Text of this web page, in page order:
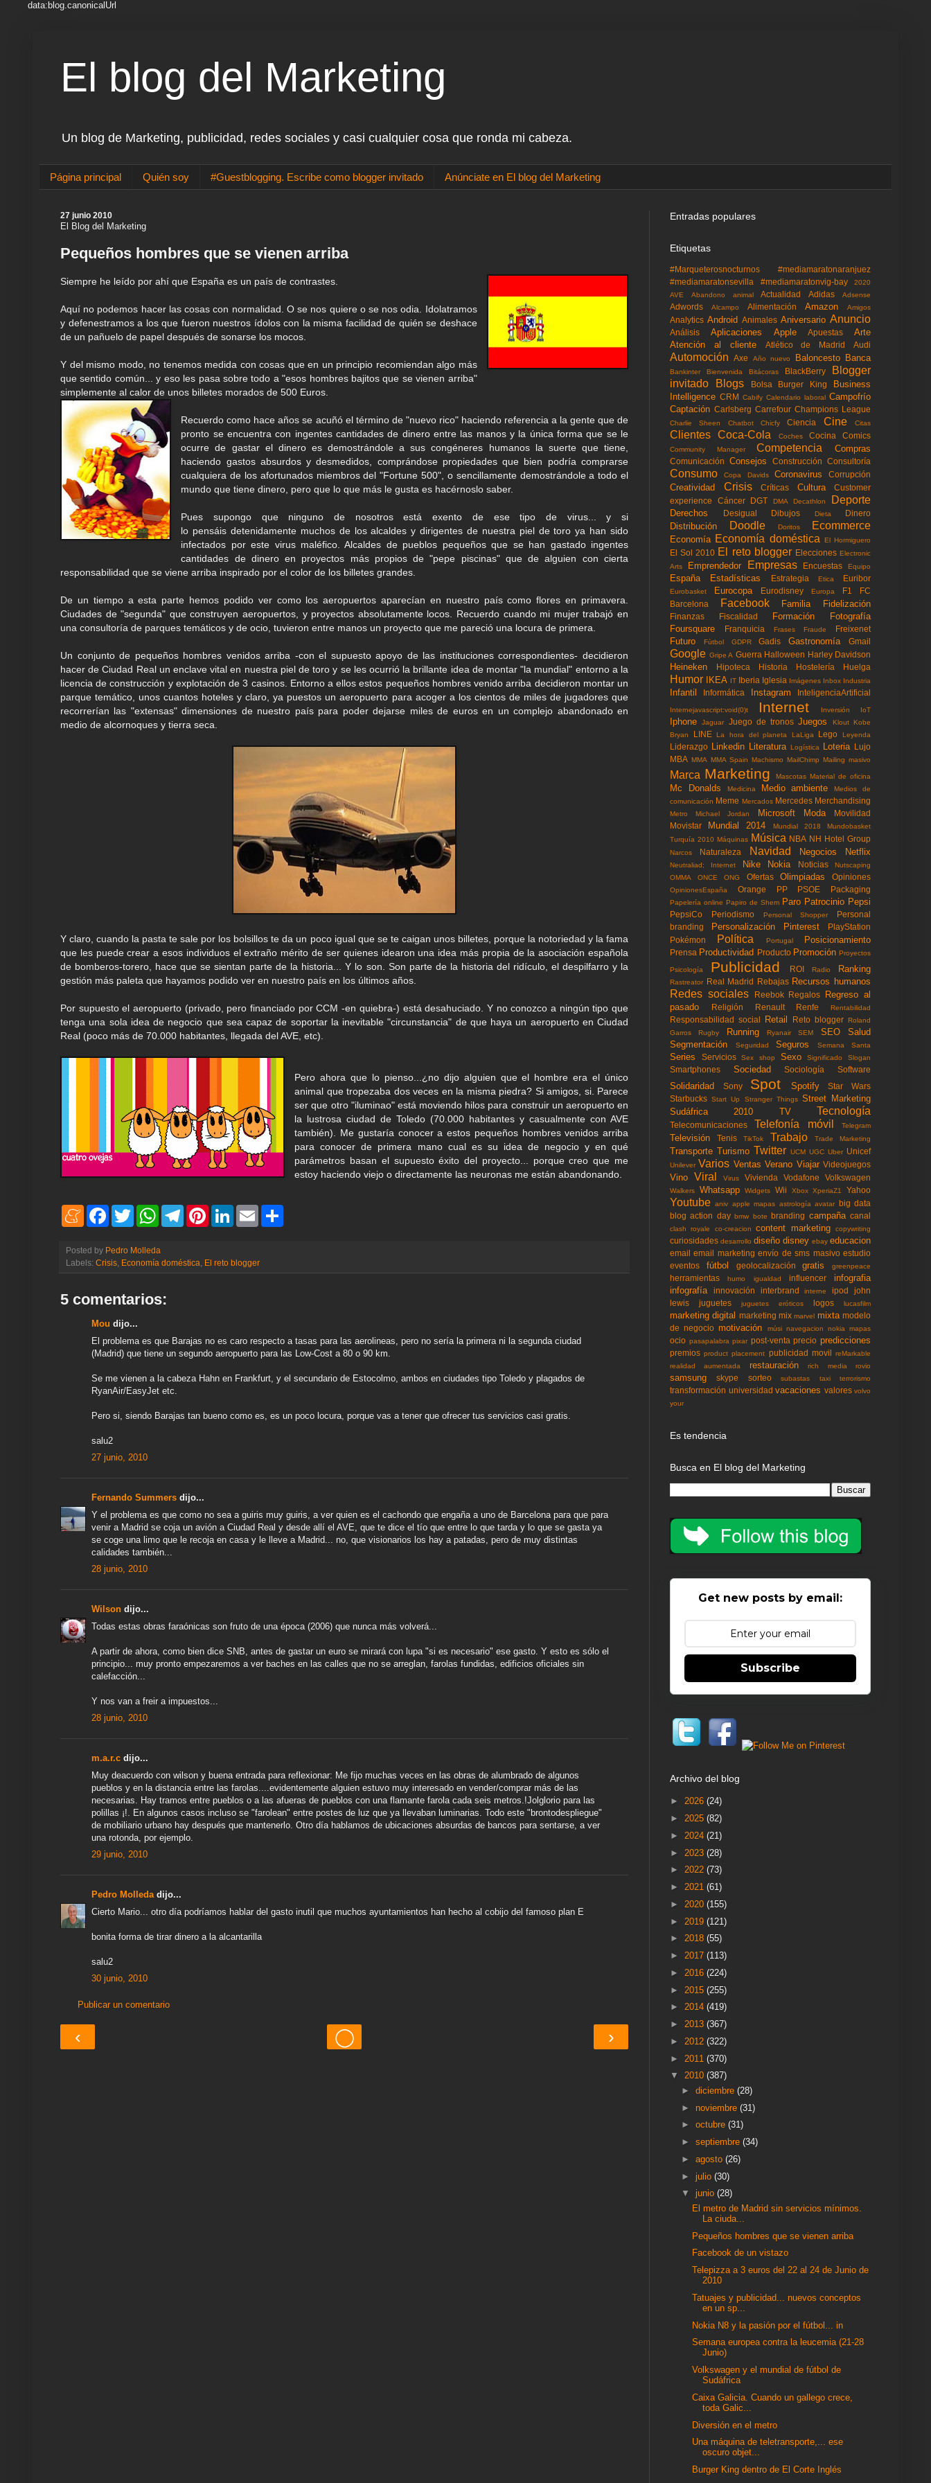
data:blog.canonicalUrl
El blog del Marketing
Un blog de Marketing, publicidad, redes sociales y casi cualquier cosa que ronda mi cabeza.
Página principal Quién soy #Guestblogging. Escribe como blogger invitado Anúnciate en El blog del Marketing
27 junio 2010
El Blog del Marketing
Pequeños hombres que se vienen arriba
Siempre he leído por ahí que España es un país de contrastes.
Aquí no podemos hacer las cosas con normalidad. O se nos quiere o se nos odia. Idolatramos
y defenestramos a los que fueron nuestros ídolos con la misma facilidad de quién se deshace
de un pañuelo de papel después de sonarse los mocos.
Y del mismo modo, no tenemos medida con cosas que en un principio recomiendan algo más
que sentido común... y eso les pasa sobre todo a "esos hombres bajitos que se vienen arriba"
simplemente al calor de unos billetes morados de 500 Euros.
Recuerdo como hace años se acuñó el término de "nuevo rico" haciendo referencia a la gente que de
pronto se encuentra con ingentes cantidades de dinero entre las manos y la única forma que se le
ocurre de gastar el dinero es demostrándole a sus congéneres humanos la suerte que tiene,
haciendo gastos absurdos y desmedidos, comprándose propiedades que bien podría comprarse
cualquiera de los afortunados miembros del "Fortune 500", o sencillamente demostrándole a todo el
mundo que tiene dinero, pero que lo que más le gusta es hacérnoslo saber.
Pues supongo que ninguno de nosotros está exento de ese tipo de virus... y si
lo pensáis detenidamente muchos de los alcaldes y dirigentes de nuestra piel de toro ya han sido
infectados por este virus maléfico. Alcaldes de pueblos pequeños que se han gastado ingentes
cantidades de dinero en proyectos más propios de "pepe piscinas" que de alguien con cierta
responsabilidad que se viene arriba inspirado por el color de los billetes grandes.
De un tiempo a esta parte hemos podido ver como los aeropuertos aparecían en nuestro país como flores en primavera.
Ciudades de "segunda" que construyen aeropuertos, y proyectos absolutamente locos. Recuerdo cuando mi mujer trabajó en
una consultoría de parques temáticos y de ocio, tuvieron entre manos un proyecto que me pareció una locura de primera.
Un conjunto de pequeños hombres venidos arriba -con el supuesto apoyo de las instituciones correspondientes- decidieron
hacer de Ciudad Real un enclave vital en nuestra piel de toro y se les ocurrió la brillante idea de montar "la mundial" entorno a la
licencia de construcción y explotación de 3 casinos. Entorno a ellos estos pequeños hombres venido arriba decidieron montar un
parque temático, unos cuantos hoteles y claro, ya puestos un aeropuerto para acoger a los cientos de miles de jugadores que
recorrerían las "extensas" dimensiones de nuestro país para poder dejarse miles de euros en un complejo abandonado en
medio de alcornoques y tierra seca.
Y claro, cuando la pasta te sale por los bolsillos te da un poco igual que se te caigan unos billetes, porque la notoriedad y la fama
que les puede crear a esos individuos el extraño mérito de ser quienes idearon una idea más propia de la asociación española
de bomberos-torero, hace que se sientan parte de la historia... Y lo son. Son parte de la historia del ridículo, el despilfarro y la
gestión más paleta que hayamos podido ver en nuestro país en los últimos años.
Por supuesto el aeropuerto (privado, pero financiado por CCM -en quiebra-) está desahuciado. Y no conozco a ningún tipo que
tenga una sola idea de negocio que sea capaz de soportar la inevitable "circunstancia" de que haya un aeropuerto en Ciudad
Real (poco más de 70.000 habitantes, llegada del AVE, etc).
Pero ahora que lo pienso...¿no dijo alguien que el hombre era el único
animal que tropezaba dos veces en la misma piedra? Si amigos, si. Parece
ser que otro "iluminao" está moviendo hilos para construir un aeropuerto en
la lustrosa ciudad de Toledo (70.000 habitantes y casualmente con AVE
también). Me gustaría conocer a estos pequeños hombres venidos arriba
para conocer de primera mano cual es su idea de negocio y en qué
parámetros basan el supuesto éxito del proyecto... porque creo que me
estoy haciendo viejo o directamente las neuronas me están abandonando.
M
a
m
e
F
b
o
o
T
w
t
e
r
W
s
A
p
T
r
a
P
r
e
L
d
I
E
Posted by Pedro Molleda
Labels: Crisis Economía doméstica El reto blogger
5 comentarios:
Mou dijo...
El problema es que Barajas no es caro respecto a tasas para las aerolineas, pero no sería la primera ni la segunda ciudad
(Madrid) que tiene un segundo aeropuerto para las Low-Cost a 80 o 90 km.
Se me vienen a la cabeza Hahn en Frankfurt, y el secundario de Estocolmo, ambos en ciudades tipo Toledo y plagados de
RyanAir/EasyJet etc.
Pero si, siendo Barajas tan bueno como es, es un poco locura, porque vas a tener que ofrecer tus servicios casi gratis.
salu2
27 junio, 2010
Fernando Summers dijo...
Y el problema es que como no sea a guiris muy guiris, a ver quien es el cachondo que engaña a uno de Barcelona para que para
venir a Madrid se coja un avión a Ciudad Real y desde allí el AVE, que te dice el tío que entre lo que tarda y lo que se gasta ya
se coge una limo que le recoja en casa y le lleve a Madrid... no, que visionarios los hay a patadas, pero de muy distintas
calidades también...
28 junio, 2010
Wilson dijo...
Todas estas obras faraónicas son fruto de una época (2006) que nunca más volverá...
A partir de ahora, como bien dice SNB, antes de gastar un euro se mirará con lupa "si es necesario" ese gasto. Y esto es sólo el
principio... muy pronto empezaremos a ver baches en las calles que no se arreglan, farolas fundidas, edificios oficiales sin
calefacción...
Y nos van a freir a impuestos...
28 junio, 2010
m.a.r.c dijo...
Muy deacuerdo con wilson y buena entrada para reflexionar: Me fijo muchas veces en las obras de alumbrado de algunos
pueblos y en la distancia entre las farolas....evidentemente alguien estuvo muy interesado en vender/comprar más de las
necesarias. Hay tramos entre pueblos o a las afueras de pueblos con una flamante farola cada seis metros.!Jolglorio para las
polillas ¡!. En algunos casos incluso se "farolean" entre postes de luz que ya llevaban luminarias. Todo este "brontodespliegue"
de mobiliario urbano hay después que mantenerlo. Otro día hablamos de ubicaciones absurdas de bancos para sentarse, a ver
una rotonda, por ejemplo.
29 junio, 2010
Pedro Molledadijo...
Cierto Mario... otro día podríamos hablar del gasto inutil que muchos ayuntamientos han hecho al cobijo del famoso plan E
bonita forma de tirar dinero a la alcantarilla
salu2
30 junio, 2010
Publicar un comentario
‹ ›
◯
Entradas populares
Etiquetas
#Marqueterosnocturnos
#mediamaratonaranjuez
#mediamaratonsevilla
#mediamaratonvig-bay
2020
AVE
Abandono animal Actualidad Adidas Adsense
Adwords Alcampo Alimentación Amazon Amigos
Analytics Android Animales Aniversario Anuncio
Análisis Aplicaciones Apple Apuestas
Arte
Atención al cliente
Atlético de Madrid Audi
Automoción Axe Año nuevo Baloncesto Banca
Bankinter Bienvenida Bitácoras BlackBerry
Blogger
invitado
Blogs Bolsa Burger King
Business
Intelligence CRM Cabify Calendario laboral Campofrío
Captación Carlsberg Carrefour Champions League
Charlie Sheen Chatbot Chicfy Ciencia Cine Citas
Clientes Coca-Cola Coches Cocina Comics
Community Manager Competencia Compras
Comunicación Consejos Construcción Consultoría
Consumo Copa Davids Coronavirus Corrupción
Creatividad Crisis Críticas Cultura
Customer
experience
Cáncer DGT DMA Decathlon Deporte
Derechos Desigual Dibujos Dieta Dinero
Distribución Doodle Doritos Ecommerce
Economía Economía doméstica El Hormiguero
El Sol 2010 El reto blogger Elecciones Electronic
Arts
Emprendedor Empresas Encuestas Equipo
España Estadísticas Estrategia Etica Euribor
Eurobasket Eurocopa Eurodisney Europa F1
FC
Barcelona
Facebook Familia Fidelización
Finanzas Fiscalidad Formación
Fotografía
Foursquare
Franquicia Frases Fraude Freixenet
Futuro Fùtbol GDPR Gadis Gastronomía Gmail
Google Gripe A Guerra Halloween Harley Davidson
Heineken Hipoteca Historia Hostelería Huelga
Humor IKEA IT Iberia Iglesia Imágenes Inbox Industria
Infantil Informática Instagram InteligenciaArtificial
Internejavascript:void(0)t Internet Inversión IoT
Iphone Jaguar Juego de tronos Juegos Klout Kobe
Bryan
LINE La hora del planeta LaLiga Lego Leyenda
Liderazgo Linkedin Literatura Logística Loteria
Lujo
MBA MMA MMA Spain Machismo MailChimp Mailing masivo
Marca Marketing Mascotas Material de oficina
Mc Donalds Medicina Medio ambiente
Medios de
comunicación Meme Mercados Mercedes Merchandising
Metro Michael Jordan Microsoft Moda
Movilidad
Movistar
Mundial 2014 Mundial 2018
Mundobasket
Turquía 2010 Máquinas Música NBA NH Hotel Group
Narcos Naturaleza Navidad Negocios Netflix
Neutraliad; Internet Nike Nokia Noticias
Nutscaping
OMMA
ONCE ONG Ofertas Olimpiadas Opiniones
OpinionesEspaña Orange PP PSOE Packaging
Papelería online Papiro de Shem Paro Patrocinio Pepsi
PepsiCo Periodismo Personal Shopper
Personal
branding
Personalización Pinterest
PlayStation
Pokémon
Política Portugal Posicionamiento
Prensa Productividad Producto Promoción Proyectos
Psicología Publicidad ROI Radio Ranking
Rastreator Real Madrid Rebajas Recursos humanos
Redes sociales Reebok Regalos
Regreso al
pasado
Religión Renault Renfe Rentabilidad
Responsabilidad social Retail Reto blogger Roland
Garros
Rugby Running Ryanair SEM SEO
Salud
Segmentación
Seguridad Seguros Semana Santa
Series Servicios Sex shop Sexo Significado Slogan
Smartphones Sociedad Sociología Software
Solidaridad Sony Spot Spotify
Star Wars
Starbucks Start Up Stranger Things Street Marketing
Sudáfrica 2010
TV Tecnología
Telecomunicaciones Telefonía móvil Telegram
Televisión Tenis TikTok Trabajo Trade Marketing
Transporte Turismo Twitter UCM UGC Uber Unicef
Unilever Varios Ventas Verano Viajar Videojuegos
Vino Viral Virus Vivienda Vodafone Volkswagen
Walkers Whatsapp Widgets Wii Xbox XperiaZ1 Yahoo
Youtube aniv apple mapas astrología avatar
big data
blog action day bmw bote branding campaña canal
clash royale co-creacion content marketing copywriting
curiosidades desarrollo diseño disney ebay educacion
email email marketing envío de sms masivo estudio
eventos
fútbol geolocalización gratis greenpeace
herramientas humo igualdad influencer
infografia
infografía
innovación interbrand interne ipod
john
lewis
juguetes juguetes eróticos logos lucasfilm
marketing digital marketing mix marvel mixta modelo
de negocio motivación músi navegacion nokia mapas
ocio pasapalabra pixar post-venta precio predicciones
premios product placement publicidad movil
reMarkable
realidad aumentada
restauración rich media rovio
samsung skype sorteo subastas taxi terrorismo
transformación universidad vacaciones valores volvo
your
Es tendencia
Busca en El blog del Marketing
Get new posts by email:
Subscribe
Archivo del blog
► 2026 (24)
► 2025 (82)
► 2024 (21)
► 2023 (28)
► 2022 (73)
► 2021 (61)
► 2020 (155)
► 2019 (121)
► 2018 (55)
► 2017 (113)
► 2016 (224)
► 2015 (255)
► 2014 (419)
► 2013 (367)
► 2012 (322)
► 2011 (370)
▼ 2010 (387)
► diciembre (28)
► noviembre (31)
► octubre (31)
► septiembre (34)
► agosto (26)
► julio (30)
▼ junio (28)
El metro de Madrid sin servicios mínimos.
La ciuda...
Pequeños hombres que se vienen arriba
Facebook de un vistazo
Telepizza a 3 euros del 22 al 24 de Junio de
2010
Tatuajes y publicidad... nuevos conceptos
en un sp...
Nokia N8 y la pasión por el fútbol... in
Semana europea contra la leucemia (21-28
Junio)
Volkswagen y el mundial de fútbol de
Sudáfrica
Caixa Galicia. Cuando un gallego crece,
toda Galic...
Diversión en el metro
Una máquina de teletransporte,... ese
oscuro objet...
Burger King dentro de El Corte Inglés